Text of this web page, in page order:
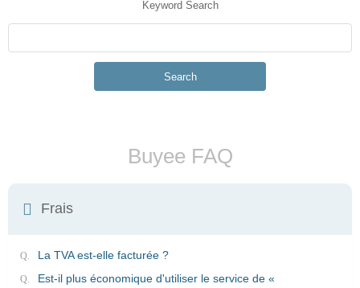
Keyword Search
Search
Buyee FAQ
Frais
La TVA est-elle facturée ?
Est-il plus économique d'utiliser le service de «